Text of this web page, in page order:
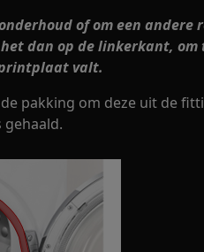
of om een andere
dan op de linkerkant, om
valt.
pakking om deze uit de